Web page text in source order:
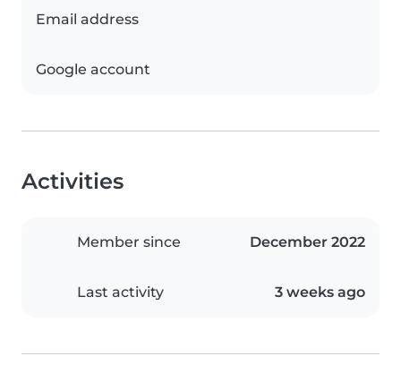
Email address
Google account
Activities
Member since December 2022
Last activity 3 weeks ago